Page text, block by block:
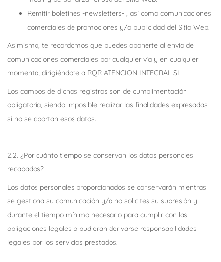
Remitir boletines -newsletters- , así como comunicaciones
comerciales de promociones y/o publicidad del Sitio Web.
Asimismo, te recordamos que puedes oponerte al envío de
comunicaciones comerciales por cualquier vía y en cualquier
momento, dirigiéndote a RQR ATENCION INTEGRAL SL
Los campos de dichos registros son de cumplimentación
obligatoria, siendo imposible realizar las finalidades expresadas
si no se aportan esos datos.
2.2. ¿Por cuánto tiempo se conservan los datos personales
recabados?
Los datos personales proporcionados se conservarán mientras
se gestiona su comunicación y/o no solicites su supresión y
durante el tiempo mínimo necesario para cumplir con las
obligaciones legales o pudieran derivarse responsabilidades
legales por los servicios prestados.